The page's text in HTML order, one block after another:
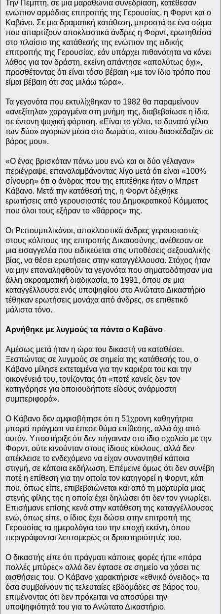
Την Πέμπτη, σε μια μαραθώνια συνεδρίαση, κατέθεσαν
ενώπιον αρμόδιας επιτροπής της Γερουσίας, η Φορντ και ο
Καβάνο. Σε μια δραματική κατάθεση, μπροστά σε ένα σώμα
που απαρτίζουν αποκλειστικά άνδρες η Φορντ, ερωτηθείσα
στο πλαίσιο της κατάθεσής της ενώπιον της ειδικής
επιτροπής της Γερουσίας, εάν υπάρχει πιθανότητα να κάνει
λάθος για τον δράστη, εκείνη απάντησε «απολύτως όχι»,
προσθέτοντας ότι είναι τόσο βέβαιη «με τον ίδιο τρόπο που
είμαι βέβαιη ότι σας μιλάω τώρα».
Τα γεγονότα που εκτυλίχθηκαν το 1982 θα παραμείνουν
«ανεξίτηλα» χαραγμένα στη μνήμη της, διαβεβαίωσε η ίδια,
σε έντονη ψυχική φόρτιση. «Είναι το γέλιο, το δυνατό γέλιο
των δύο» αγοριών μέσα στο δωμάτιο, «που διασκέδαζαν σε
βάρος μου».
«Ο ένας βρισκόταν πάνω μου ενώ και οι δύο γέλαγαν»
περιέγραψε, επαναλαμβάνοντας λίγο μετά ότι είναι «100%
σίγουρη» ότι ο άνδρας που της επιτέθηκε ήταν ο Μπρετ
Κάβανο. Μετά την κατάθεσή της, η Φορντ δέχθηκε
ερωτήσεις από γερουσιαστές του Δημοκρατικού Κόμματος
που όλοι τους εξήραν το «θάρρος» της.
Οι Ρεπουμπλικάνοι, αποκλειστικά άνδρες γερουσιαστές
στους κόλπους της επιτροπής Δικαιοσύνης, ανέθεσαν σε
μια εισαγγελέα που ειδικεύεται στις υποθέσεις σεξουαλικής
βίας, να θέσει ερωτήσεις στην καταγγέλλουσα. Στόχος ήταν
να μην επαναληφθούν τα γεγονότα που σηματοδότησαν μια
άλλη ακροαματική διαδικασία, το 1991, όπου σε μια
καταγγέλλουσα ενός υποψηφίου στο Ανώτατο Δικαστήριο
τέθηκαν ερωτήσεις μονάχα από άνδρες, σε επιθετικό
μάλιστα τόνο.
Αρνήθηκε με λυγμούς τα πάντα ο Καβάνο
Αμέσως μετά ήταν η ώρα του δικαστή να καταθέσει.
Ξεσπώντας σε λυγμούς σε σημεία της κατάθεσής του, ο
Κάβανο μίλησε εκτεταμένα για την καριέρα του και την
οικογένειά του, τονίζοντας ότι «ποτέ κανείς δεν τον
κατηγόρησε για οποιουδήποτε είδους ανάρμοστη
συμπεριφορά».
Ο Κάβανο δεν αμφισβήτησε ότι η 51χρονη καθηγήτρια
μπορεί πράγματι να έπεσε θύμα επίθεσης, αλλά όχι από
αυτόν. Υποστήριξε ότι δεν πήγαιναν στο ίδιο σχολείο με την
Φορντ, ούτε κινούνταν στους ίδιους κύκλους, αλλά δεν
απέκλεισε το ενδεχόμενο να είχαν συναντηθεί κάποια
στιγμή, σε κάποια εκδήλωση. Επέμεινε όμως ότι δεν συνέβη
ποτέ η επίθεση για την οποία τον κατηγορεί η Φορντ, κάτι
που, όπως είπε, επιβεβαιώνεται και από τη μαρτυρία μιας
στενής φίλης της η οποία έχει δηλώσει ότι δεν τον γνωρίζει.
Επισήμανε επίσης κενά στην κατάθεση της καταγγέλλουσας
ενώ, όπως είπε, ο ίδιος έχει δώσει στην επιτροπή της
Γερουσίας τα ημερολόγια του την εποχή εκείνη, όπου
περιγράφονται λεπτομερώς οι δραστηριότητές του.
Ο δικαστής είπε ότι πράγματι κάποιες φορές ήπιε «πάρα
πολλές μπύρες» αλλά δεν έφτασε σε σημείο να χάσει τις
αισθήσεις του. Ο Κάβανο χαρακτήρισε «εθνικό όνειδος» τα
όσα συμβαίνουν τις τελευταίες εβδομάδες σε βάρος του,
επιμένοντας ότι δεν πρόκειται να αποσύρει την
υποψηφιότητά του για το Ανώτατο Δικαστήριο.